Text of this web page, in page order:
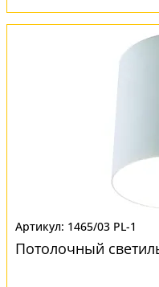
1465/03 PL-1
Потолочный